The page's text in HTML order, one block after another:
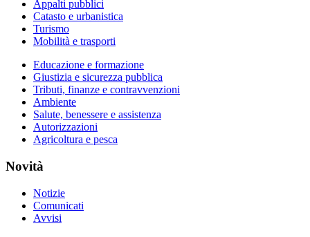
Appalti pubblici
Catasto e urbanistica
Turismo
Mobilità e trasporti
Educazione e formazione
Giustizia e sicurezza pubblica
Tributi, finanze e contravvenzioni
Ambiente
Salute, benessere e assistenza
Autorizzazioni
Agricoltura e pesca
Novità
Notizie
Comunicati
Avvisi